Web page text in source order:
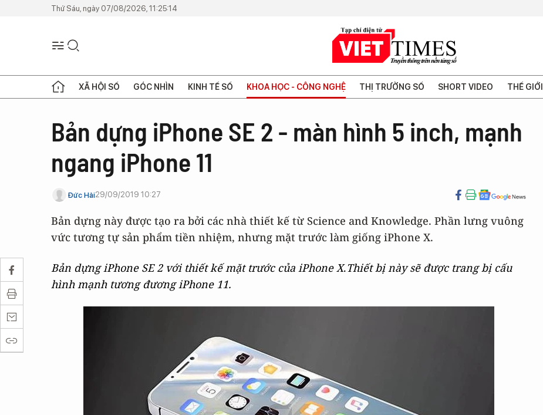
Thứ Sáu, ngày 07/08/2026, 11:25:14
XÃ HỘI SỐ GÓC NHÌN KINH TẾ SỐ KHOA HỌC - CÔNG NGHỆ THỊ TRƯỜNG SỐ SHORT VIDEO THẾ GIỚI
Bản dựng iPhone SE 2 - màn hình 5 inch, mạnh
ngang iPhone 11
Đức Hải29/09/2019 10:27
Bản dựng này được tạo ra bởi các nhà thiết kế từ Science and Knowledge. Phần lưng vuông
vức tương tự sản phẩm tiền nhiệm, nhưng mặt trước làm giống iPhone X.
Bản dựng iPhone SE 2 với thiết kế mặt trước của iPhone X.Thiết bị này sẽ được trang bị cấu
hình mạnh tương đương iPhone 11.